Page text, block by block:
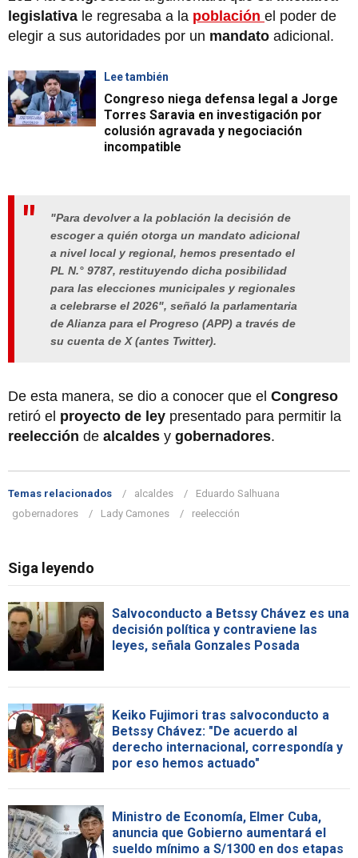
legislativa le regresaba a la población el poder de
elegir a sus autoridades por un mandato adicional.
Lee también
Congreso niega defensa legal a Jorge
Torres Saravia en investigación por
colusión agravada y negociación
incompatible
"Para devolver a la población la decisión de
escoger a quién otorga un mandato adicional
a nivel local y regional, hemos presentado el
PL N.° 9787, restituyendo dicha posibilidad
para las elecciones municipales y regionales
a celebrarse el 2026", señaló la parlamentaria
de Alianza para el Progreso (APP) a través de
su cuenta de X (antes Twitter).
De esta manera, se dio a conocer que el Congreso
retiró el proyecto de ley presentado para permitir la
reelección de alcaldes y gobernadores.
Temas relacionados alcaldes
Eduardo Salhuana
gobernadores
Lady Camones reelección
Siga leyendo
Salvoconducto a Betssy Chávez es una
decisión política y contraviene las
leyes, señala Gonzales Posada
Keiko Fujimori tras salvoconducto a
Betssy Chávez: "De acuerdo al
derecho internacional, correspondía y
por eso hemos actuado"
Ministro de Economía, Elmer Cuba,
anuncia que Gobierno aumentará el
sueldo mínimo a S/1300 en dos etapas